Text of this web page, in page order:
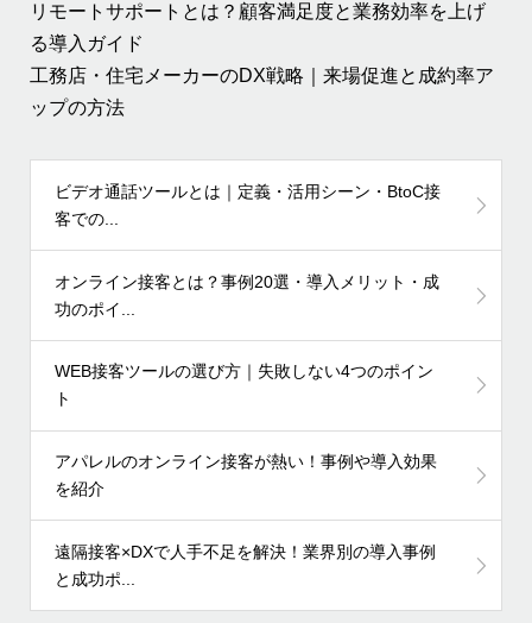
リモートサポートとは？顧客満足度と業務効率を上げ
る導入ガイド
工務店・住宅メーカーのDX戦略｜来場促進と成約率ア
ップの方法
ビデオ通話ツールとは｜定義・活用シーン・BtoC接
客での...
オンライン接客とは？事例20選・導入メリット・成
功のポイ...
WEB接客ツールの選び方｜失敗しない4つのポイン
ト
アパレルのオンライン接客が熱い！事例や導入効果
を紹介
遠隔接客×DXで人手不足を解決！業界別の導入事例
と成功ポ...